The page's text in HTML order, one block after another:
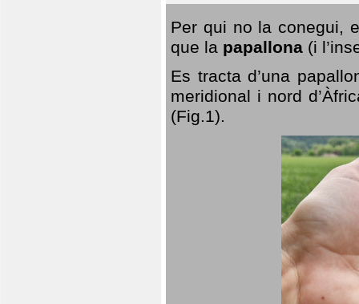
Per qui no la conegui,
que la papallona (i
Es tracta d’una
meridional i nord
(Fig.1).